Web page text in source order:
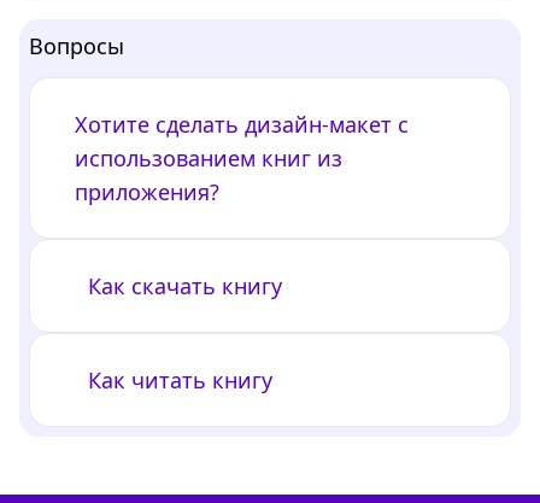
Вопросы
Хотите сделать дизайн-макет с
использованием книг из
приложения?
Как скачать книгу
Как читать книгу